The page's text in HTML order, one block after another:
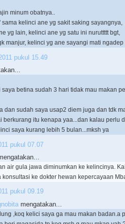
minum obatnya..
kelinci ane yg sakit saking sayangnya,
yg lain, kelinci ane yg satu ini nuruttttt bgt,
manjur, kelinci yg ane sayangi mati ngadep
pukul 15.49
betina sudah 3 hari tidak mau makan
dan sudah saya usap2 diem juga dan tdk
berkurang itu kenapa yaa...dan kalau perlu
saya kurang lebih 5 bulan...mksh ya
pukul 07.07
air gula jawa diminumkan ke kelincinya.
konsultasi ke dokter hewan kepercayaan
pukul 09.19
mengatakan...
,koq kelici saya ga mau makan badan.a